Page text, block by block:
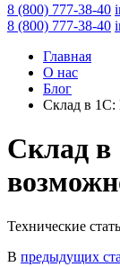
8 (800) 777-38-40
8 (800) 777-38-40
Главная
О нас
Блог
Склад в 1С:
Склад в
Технические
В предыдущих